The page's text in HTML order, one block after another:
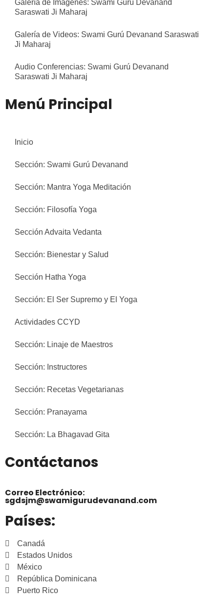
Galería de Imágenes: Swami Gurú Devanand
Saraswati Ji Maharaj
Galería de Videos: Swami Gurú Devanand Saraswati
Ji Maharaj
Audio Conferencias: Swami Gurú Devanand
Saraswati Ji Maharaj
Menú Principal
Inicio
Sección: Swami Gurú Devanand
Sección: Mantra Yoga Meditación
Sección: Filosofía Yoga
Sección Advaita Vedanta
Sección: Bienestar y Salud
Sección Hatha Yoga
Sección: El Ser Supremo y El Yoga
Actividades CCYD
Sección: Linaje de Maestros
Sección: Instructores
Sección: Recetas Vegetarianas
Sección: Pranayama
Sección: La Bhagavad Gita
Contáctanos
Correo Electrónico:
sgdsjm@swamigurudevanand.com
Países:
Canadá
Estados Unidos
México
República Dominicana
Puerto Rico